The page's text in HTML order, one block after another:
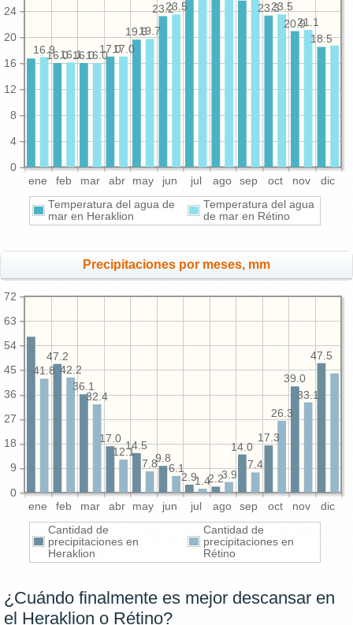
ene feb mar abr may jun jul ago sep oct nov dic
0
4
8
12
16
20
24
18.5
20.9
23.3
23.2
19.6
17.0
16.0
16.0
21.1
23.5
23.5
19.7
17.0
16.0
16.1
16.9
Temperatura del agua de
mar en Heraklion
Temperatura del agua
de mar en Rétino
Precipitaciones por meses, mm
ene feb mar abr may jun jul ago sep oct nov dic
0
9
18
27
36
45
54
63
72
47.5
39.0
17.3
14.0
2.2
2.9
9.8
14.5
17.0
36.1
47.2
33.1
26.3
7.4
3.9
1.4
6.1
7.8
12.1
32.4
42.2
41.8
Cantidad de
precipitaciones en
Heraklion
Cantidad de
precipitaciones en
Rétino
¿Cuándo finalmente es mejor descansar en
el Heraklion o Rétino?